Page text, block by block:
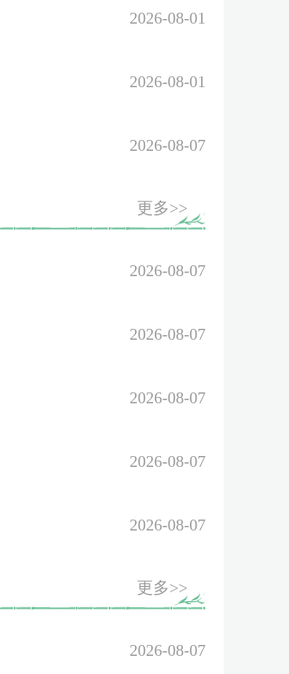
2026-08-01
2026-08-01
2026-08-07
更多>>
2026-08-07
2026-08-07
2026-08-07
2026-08-07
2026-08-07
更多>>
2026-08-07